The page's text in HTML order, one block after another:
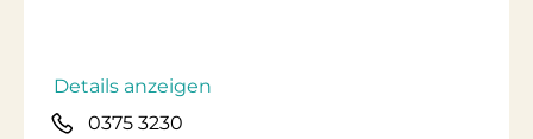
Details anzeigen
0375 3230